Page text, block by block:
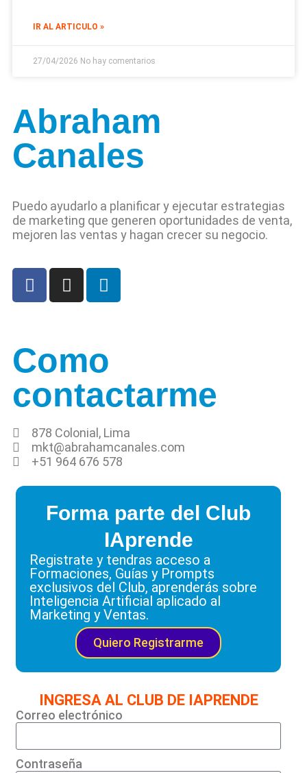
IR AL ARTICULO »
27/04/2026 No hay comentarios
Abraham
Canales
Puedo ayudarlo a planificar y ejecutar estrategias
de marketing que generen oportunidades de venta,
mejoren las ventas y hagan crecer su negocio.
Como
contactarme
878 Colonial, Lima
mkt@abrahamcanales.com
+51 964 676 578
Forma parte del Club
IAprende
Registrate y tendras acceso a
Formaciones, Guías y Prompts
exclusivos del Club, aprenderás sobre
Inteligencia Artificial aplicado al
Marketing y Ventas.
Quiero Registrarme
INGRESA AL CLUB DE IAPRENDE
Correo electrónico
Contraseña